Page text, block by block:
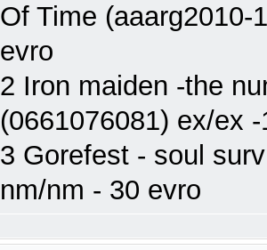
Of Time (aaarg2010-
evro
2 Iron maiden -the
(0661076081) ex/ex
3 Gorefest - soul
nm/nm - 30 evro